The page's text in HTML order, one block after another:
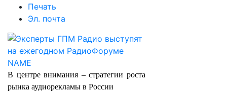
Печать
Эл. почта
В центре внимания – стратегии роста
рынка аудиорекламы в России